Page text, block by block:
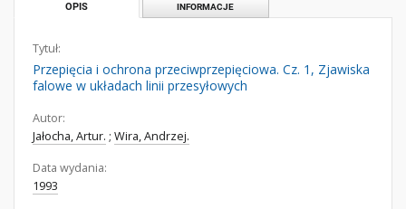
OPIS INFORMACJE
Tytuł:
Przepięcia i ochrona przeciwprzepięciowa. Cz. 1, Zjawiska
falowe w układach linii przesyłowych
Autor:
Jałocha, Artur. ; Wira, Andrzej.
Data wydania:
1993